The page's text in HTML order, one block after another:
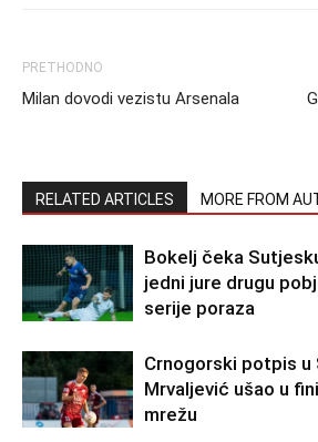
PRETHODNO
Milan dovodi vezistu Arsenala
RELATED ARTICLES MORE FROM
Bokelj čeka
jedni jure drugu
serije poraza
Crnogorski potpis u
Mrvaljević ušao u
mrežu